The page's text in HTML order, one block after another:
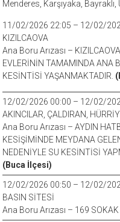
Menderes, Karşıyaka,
11/02/2026 22:05 – 12/02/
KIZILCAOVA
Ana Boru Arızası –
EVLERİNİN TAMAMINDA ANA
KESİNTİSİ YAŞANMAKTADIR.
12/02/2026 00:00 – 12/02/
AKINCILAR, ÇALDIRAN,
Ana Boru Arızası – AYDIN
KESİŞİMİNDE MEYDANA
NEDENİYLE SU KESİNTİSİ
(Buca İlçesi)
12/02/2026 00:50 – 12/02/
BASIN SİTESİ
Ana Boru Arızası – 169